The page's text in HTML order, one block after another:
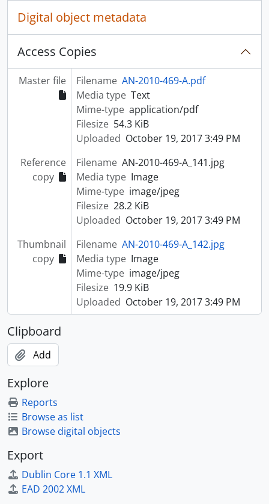
Digital object metadata
Access Copies
Master file Filename AN-2010-469-A.pdf
Media type Text
Mime-type application/pdf
Filesize 54.3 KiB
Uploaded October 19, 2017 3:49 PM
Reference
copy
Filename AN-2010-469-A_141.jpg
Media type Image
Mime-type image/jpeg
Filesize 28.2 KiB
Uploaded October 19, 2017 3:49 PM
Thumbnail
copy
Filename AN-2010-469-A_142.jpg
Media type Image
Mime-type image/jpeg
Filesize 19.9 KiB
Uploaded October 19, 2017 3:49 PM
Clipboard
Add
Explore
Reports
Browse as list
Browse digital objects
Export
Dublin Core 1.1 XML
EAD 2002 XML